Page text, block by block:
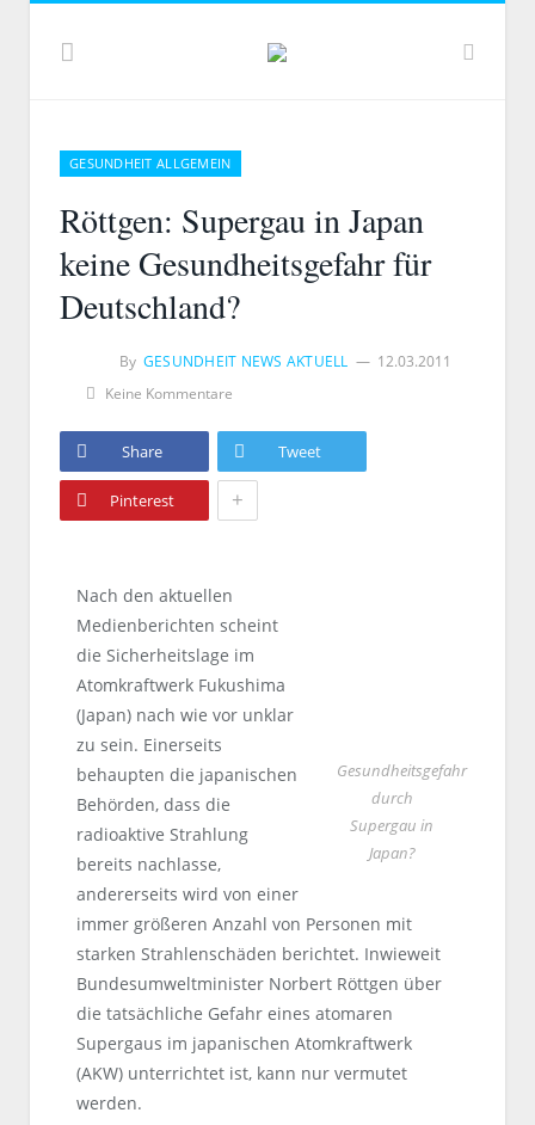
GESUNDHEIT ALLGEMEIN
Röttgen: Supergau in Japan
keine Gesundheitsgefahr für
Deutschland?
By GESUNDHEIT NEWS AKTUELL
12.03.2011
Keine Kommentare
Share Tweet
Pinterest +
Gesundheitsgefahr
durch
Supergau in
Japan?
Nach den aktuellen
Medienberichten scheint
die Sicherheitslage im
Atomkraftwerk Fukushima
(Japan) nach wie vor unklar
zu sein. Einerseits
behaupten die japanischen
Behörden, dass die
radioaktive Strahlung
bereits nachlasse,
andererseits wird von einer
immer größeren Anzahl von Personen mit
starken Strahlenschäden berichtet. Inwieweit
Bundesumweltminister Norbert Röttgen über
die tatsächliche Gefahr eines atomaren
Supergaus im japanischen Atomkraftwerk
(AKW) unterrichtet ist, kann nur vermutet
werden.